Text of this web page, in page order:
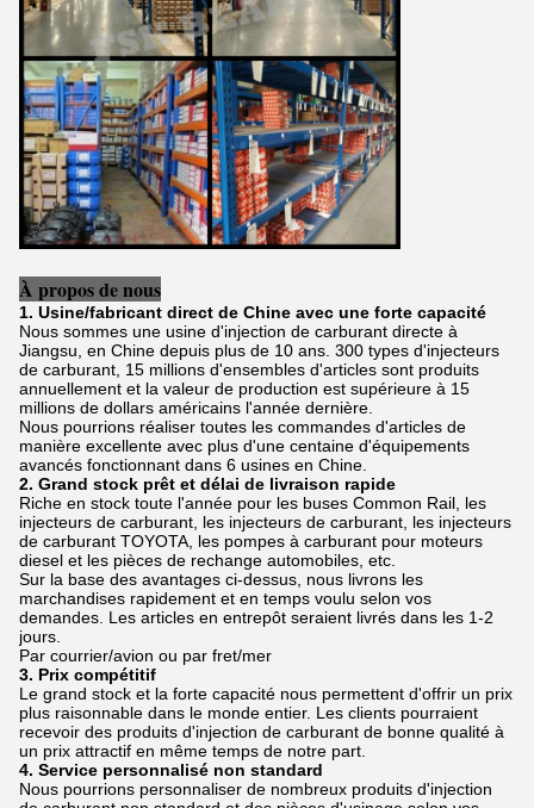
À propos de nous
1. Usine/fabricant direct de Chine avec une forte capacité
Nous sommes une usine d'injection de carburant directe à
Jiangsu, en Chine depuis plus de 10 ans. 300 types d'injecteurs
de carburant, 15 millions d'ensembles d'articles sont produits
annuellement et la valeur de production est supérieure à 15
millions de dollars américains l'année dernière.
Nous pourrions réaliser toutes les commandes d'articles de
manière excellente avec plus d'une centaine d'équipements
avancés fonctionnant dans 6 usines en Chine.
2. Grand stock prêt et délai de livraison rapide
Riche en stock toute l'année pour les buses Common Rail, les
injecteurs de carburant, les injecteurs de carburant, les injecteurs
de carburant TOYOTA, les pompes à carburant pour moteurs
diesel et les pièces de rechange automobiles, etc.
Sur la base des avantages ci-dessus, nous livrons les
marchandises rapidement et en temps voulu selon vos
demandes. Les articles en entrepôt seraient livrés dans les 1-2
jours.
Par courrier/avion ou par fret/mer
3. Prix compétitif
Le grand stock et la forte capacité nous permettent d'offrir un prix
plus raisonnable dans le monde entier. Les clients pourraient
recevoir des produits d'injection de carburant de bonne qualité à
un prix attractif en même temps de notre part.
4. Service personnalisé non standard
Nous pourrions personnaliser de nombreux produits d'injection